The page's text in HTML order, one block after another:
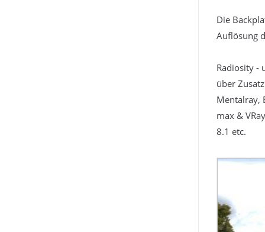
Die
Auflösung
Radiosity -
über
Mentalray,
max &
8.1 etc.